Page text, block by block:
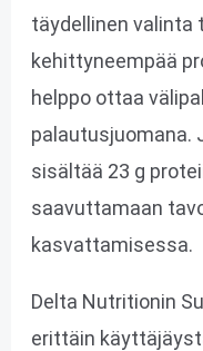
täydellinen valinta
kehittyneempää
helppo ottaa
palautusjuomana.
sisältää 23 g
saavuttamaan
kasvattamisessa.
Delta Nutritionin
erittäin